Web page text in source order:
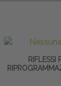
RIFLESSI